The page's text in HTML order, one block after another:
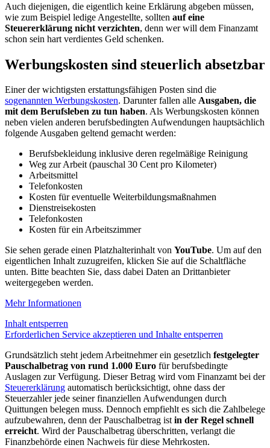
Auch diejenigen, die eigentlich keine Erklärung abgeben müssen,
wie zum Beispiel ledige Angestellte, sollten auf eine
Steuererklärung nicht verzichten, denn wer will dem Finanzamt
schon sein hart verdientes Geld schenken.
Werbungskosten sind steuerlich absetzbar
Einer der wichtigsten erstattungsfähigen Posten sind die
sogenannten Werbungskosten. Darunter fallen alle Ausgaben, die
mit dem Berufsleben zu tun haben. Als Werbungskosten können
neben vielen anderen berufsbedingten Aufwendungen hauptsächlich
folgende Ausgaben geltend gemacht werden:
Berufsbekleidung inklusive deren regelmäßige Reinigung
Weg zur Arbeit (pauschal 30 Cent pro Kilometer)
Arbeitsmittel
Telefonkosten
Kosten für eventuelle Weiterbildungsmaßnahmen
Dienstreisekosten
Telefonkosten
Kosten für ein Arbeitszimmer
Sie sehen gerade einen Platzhalterinhalt von YouTube. Um auf den
eigentlichen Inhalt zuzugreifen, klicken Sie auf die Schaltfläche
unten. Bitte beachten Sie, dass dabei Daten an Drittanbieter
weitergegeben werden.
Mehr Informationen
Inhalt entsperren
Erforderlichen Service akzeptieren und Inhalte entsperren
Grundsätzlich steht jedem Arbeitnehmer ein gesetzlich festgelegter
Pauschalbetrag von rund 1.000 Euro für berufsbedingte
Auslagen zur Verfügung. Dieser Betrag wird vom Finanzamt bei der
Steuererklärung automatisch berücksichtigt, ohne dass der
Steuerzahler jede seiner finanziellen Aufwendungen durch
Quittungen belegen muss. Dennoch empfiehlt es sich die Zahlbelege
aufzubewahren, denn der Pauschalbetrag istin der Regel schnell
erreicht. Wird der Pauschalbetrag überschritten, verlangt die
Finanzbehörde einen Nachweis für diese Mehrkosten.